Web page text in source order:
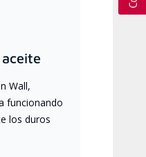
Wall,
funcionando
los duros